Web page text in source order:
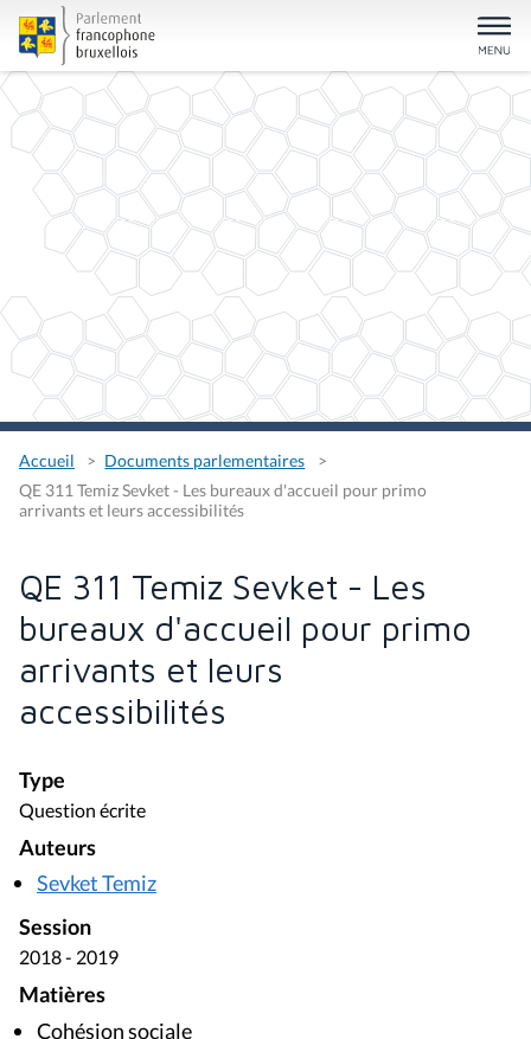
Accueil
Documents parlementaires
QE 311 Temiz Sevket - Les bureaux d'accueil pour primo
arrivants et leurs accessibilités
QE 311 Temiz Sevket - Les
bureaux d'accueil pour primo
arrivants et leurs
accessibilités
Type
Question écrite
Auteurs
Sevket Temiz
Session
2018 - 2019
Matières
Cohésion sociale